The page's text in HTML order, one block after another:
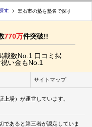
す 黒石市の塾を塾名で探す
770万件突破!!
サイトマップ
上場）が運営しています。
であると第三者が認定していま